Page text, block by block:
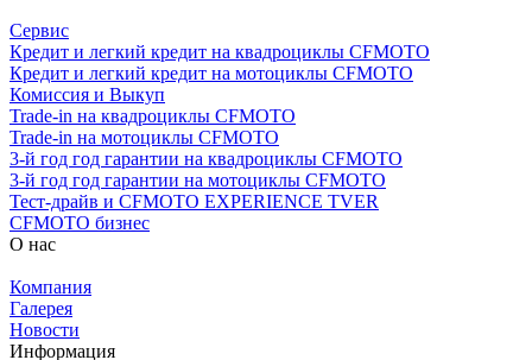
Сервис
Кредит и легкий кредит на квадроциклы CFMOTO
Кредит и легкий кредит на мотоциклы CFMOTO
Комиссия и Выкуп
Trade-in на квадроциклы CFMOTO
Trade-in на мотоциклы CFMOTO
3-й год год гарантии на квадроциклы CFMOTO
3-й год год гарантии на мотоциклы CFMOTO
Тест-драйв и CFMOTO EXPERIENCE TVER
CFMOTO бизнес
О нас
Компания
Галерея
Новости
Информация